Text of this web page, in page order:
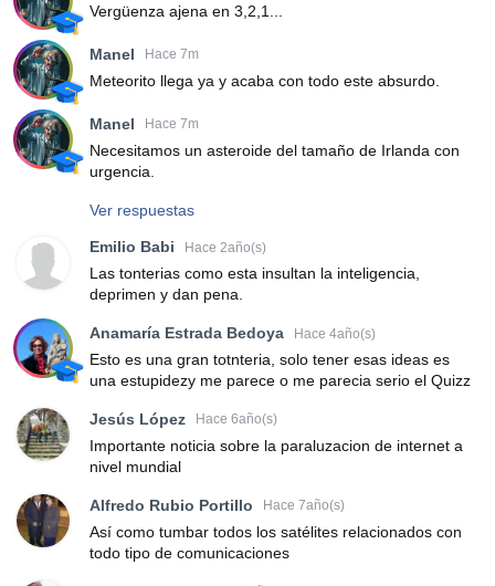
Vergüenza ajena en 3,2,1...
Manel Hace 7m
Meteorito llega ya y acaba con todo este absurdo.
Manel Hace 7m
Necesitamos un asteroide del tamaño de Irlanda con
urgencia.
Ver respuestas
Emilio Babi Hace 2año(s)
Las tonterias como esta insultan la inteligencia,
deprimen y dan pena.
Anamaría Estrada Bedoya Hace 4año(s)
Esto es una gran totnteria, solo tener esas ideas es
una estupidezy me parece o me parecia serio el Quizz
Jesús López Hace 6año(s)
Importante noticia sobre la paraluzacion de internet a
nivel mundial
Alfredo Rubio Portillo Hace 7año(s)
Así como tumbar todos los satélites relacionados con
todo tipo de comunicaciones